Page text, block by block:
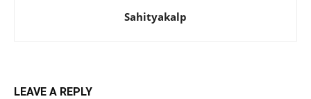
Sahityakalp
LEAVE A REPLY